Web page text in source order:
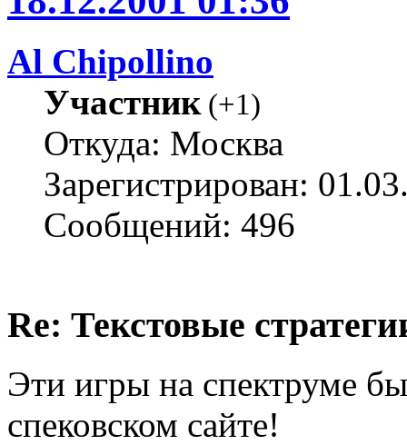
Al Chipollino
Участник(+1)
Откуда: Москва
Зарегистрирован:
Сообщений: 496
Re: Текстовые
Эти игры на спектруме
спековском сайте!